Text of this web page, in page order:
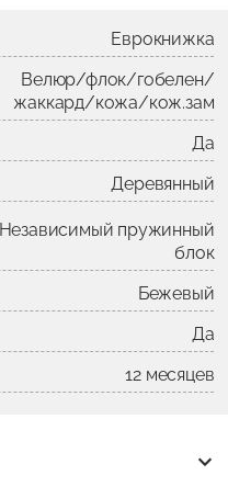
Еврокнижка
Велюр/флок/гобелен/
жаккард/кожа/кож.зам
Да
Деревянный
Независимый пружинный
блок
Бежевый
Да
12 месяцев